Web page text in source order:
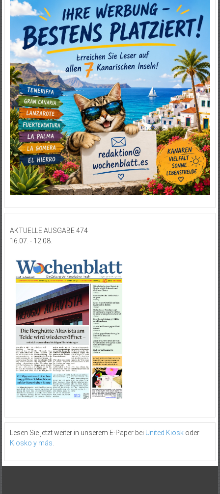
AKTUELLE AUSGABE 474
16.07. - 12.08.
Lesen Sie jetzt weiter in unserem E-Paper bei United Kioskoder
Kiosko y más